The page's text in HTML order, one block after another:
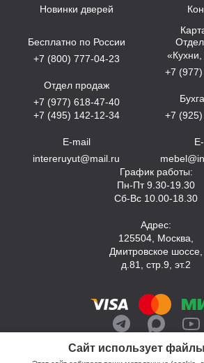
Сайт использует
Новинки дверей
Бесплатно по России
+7 (800) 777-04-23
Отдел продаж
+7 (977) 618-47-40
+7 (495) 142-12-34
E-mail
intereruyut@mail.ru
+7
+7
График работы:
Пн-Пт 9.30-19.30
Сб-Вс 10.00-18.30
Адрес:
125504, Москва,
Дмитровское шоссе,
д.81, стр.9, эт.2